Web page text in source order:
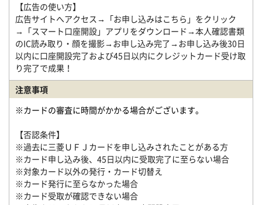
【広告の使い方】
広告サイトへアクセス→「お申し込みはこちら」をクリック
→「スマート口座開設」アプリをダウンロード→本人確認書類
のIC読み取り・顔を撮影→お申し込み完了→お申し込み後30日
以内に口座開設完了および45日以内にクレジットカード受け取
り完了で成果！
注意事項
※カードの審査に時間がかかる場合がございます。
【否認条件】
※過去に三菱ＵＦＪカードを申し込みされたことがある方
※カード申し込み後、45日以内に受取完了に至らない場合
※対象カード以外の発行・カード切替え
※カード発行に至らなかった場合
※カード受取が確認できない場合